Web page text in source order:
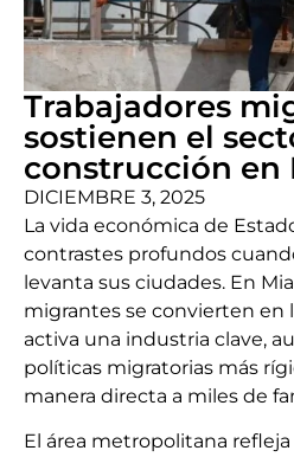
Trabajadores
sostienen el
construcción en
DICIEMBRE 3, 2025
La vida económica de
contrastes profundos
levanta sus ciudades. En
migrantes se convierten en
activa una industria clave,
políticas migratorias más
manera directa a miles de
El área metropolitana